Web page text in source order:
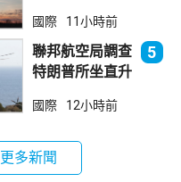
能源設施
國際 11小時前
聯邦航空局調查
特朗普所坐直升
全事件
5
國際 12小時前
更多新聞